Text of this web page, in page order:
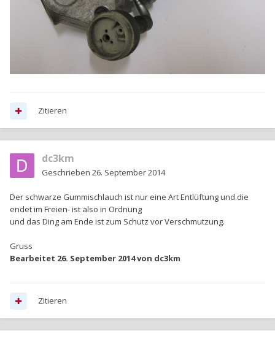
Zitieren
dc3km
Geschrieben 26. September 2014
Der schwarze Gummischlauch ist nur eine Art Entlüftung und die
endet im Freien- ist also in Ordnung
und das Ding am Ende ist zum Schutz vor Verschmutzung.
Gruss
Bearbeitet 26. September 2014von dc3km
Zitieren